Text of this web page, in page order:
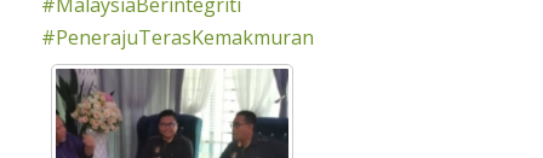
#PenerajuTerasKemakmuran